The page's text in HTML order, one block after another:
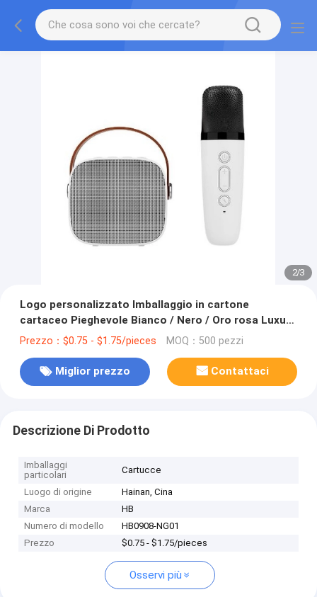
2/3
Logo personalizzato Imballaggio in cartone
cartaceo Pieghevole Bianco / Nero / Oro rosa Luxury
Magnetic Gift Box con chiusura a nastro
Prezzo：$0.75 - $1.75/pieces MOQ：500 pezzi
Miglior prezzo Contattaci
Descrizione Di Prodotto
Imballaggi
particolari
Cartucce
Luogo di origine
Hainan, Cina
Marca
HB
Numero di modello
HB0908-NG01
Prezzo
$0.75 - $1.75/pieces
Osservi più